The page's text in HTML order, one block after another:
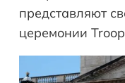
представляют
церемонии